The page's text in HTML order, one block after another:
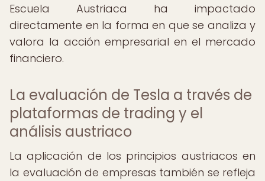
Escuela Austriaca ha impactado
directamente en la forma en que se analiza y
valora la acción empresarial en el mercado
financiero.
La evaluación de Tesla a través de
plataformas de trading y el
análisis austriaco
La aplicación de los principios austriacos en
la evaluación de empresas también se refleja